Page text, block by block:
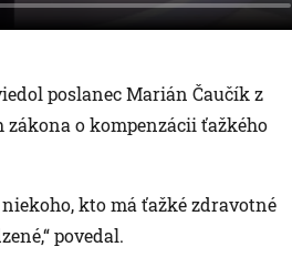
poslanec Marián Čaučík z
o kompenzácii ťažkého
kto má ťažké zdravotné
povedal.